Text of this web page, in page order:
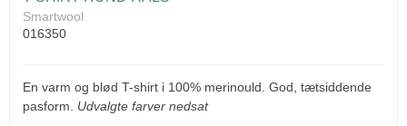
Smartwool
016350
En varm og blød T-shirt i 100% merinould. God, tætsiddende
pasform. Udvalgte farver nedsat